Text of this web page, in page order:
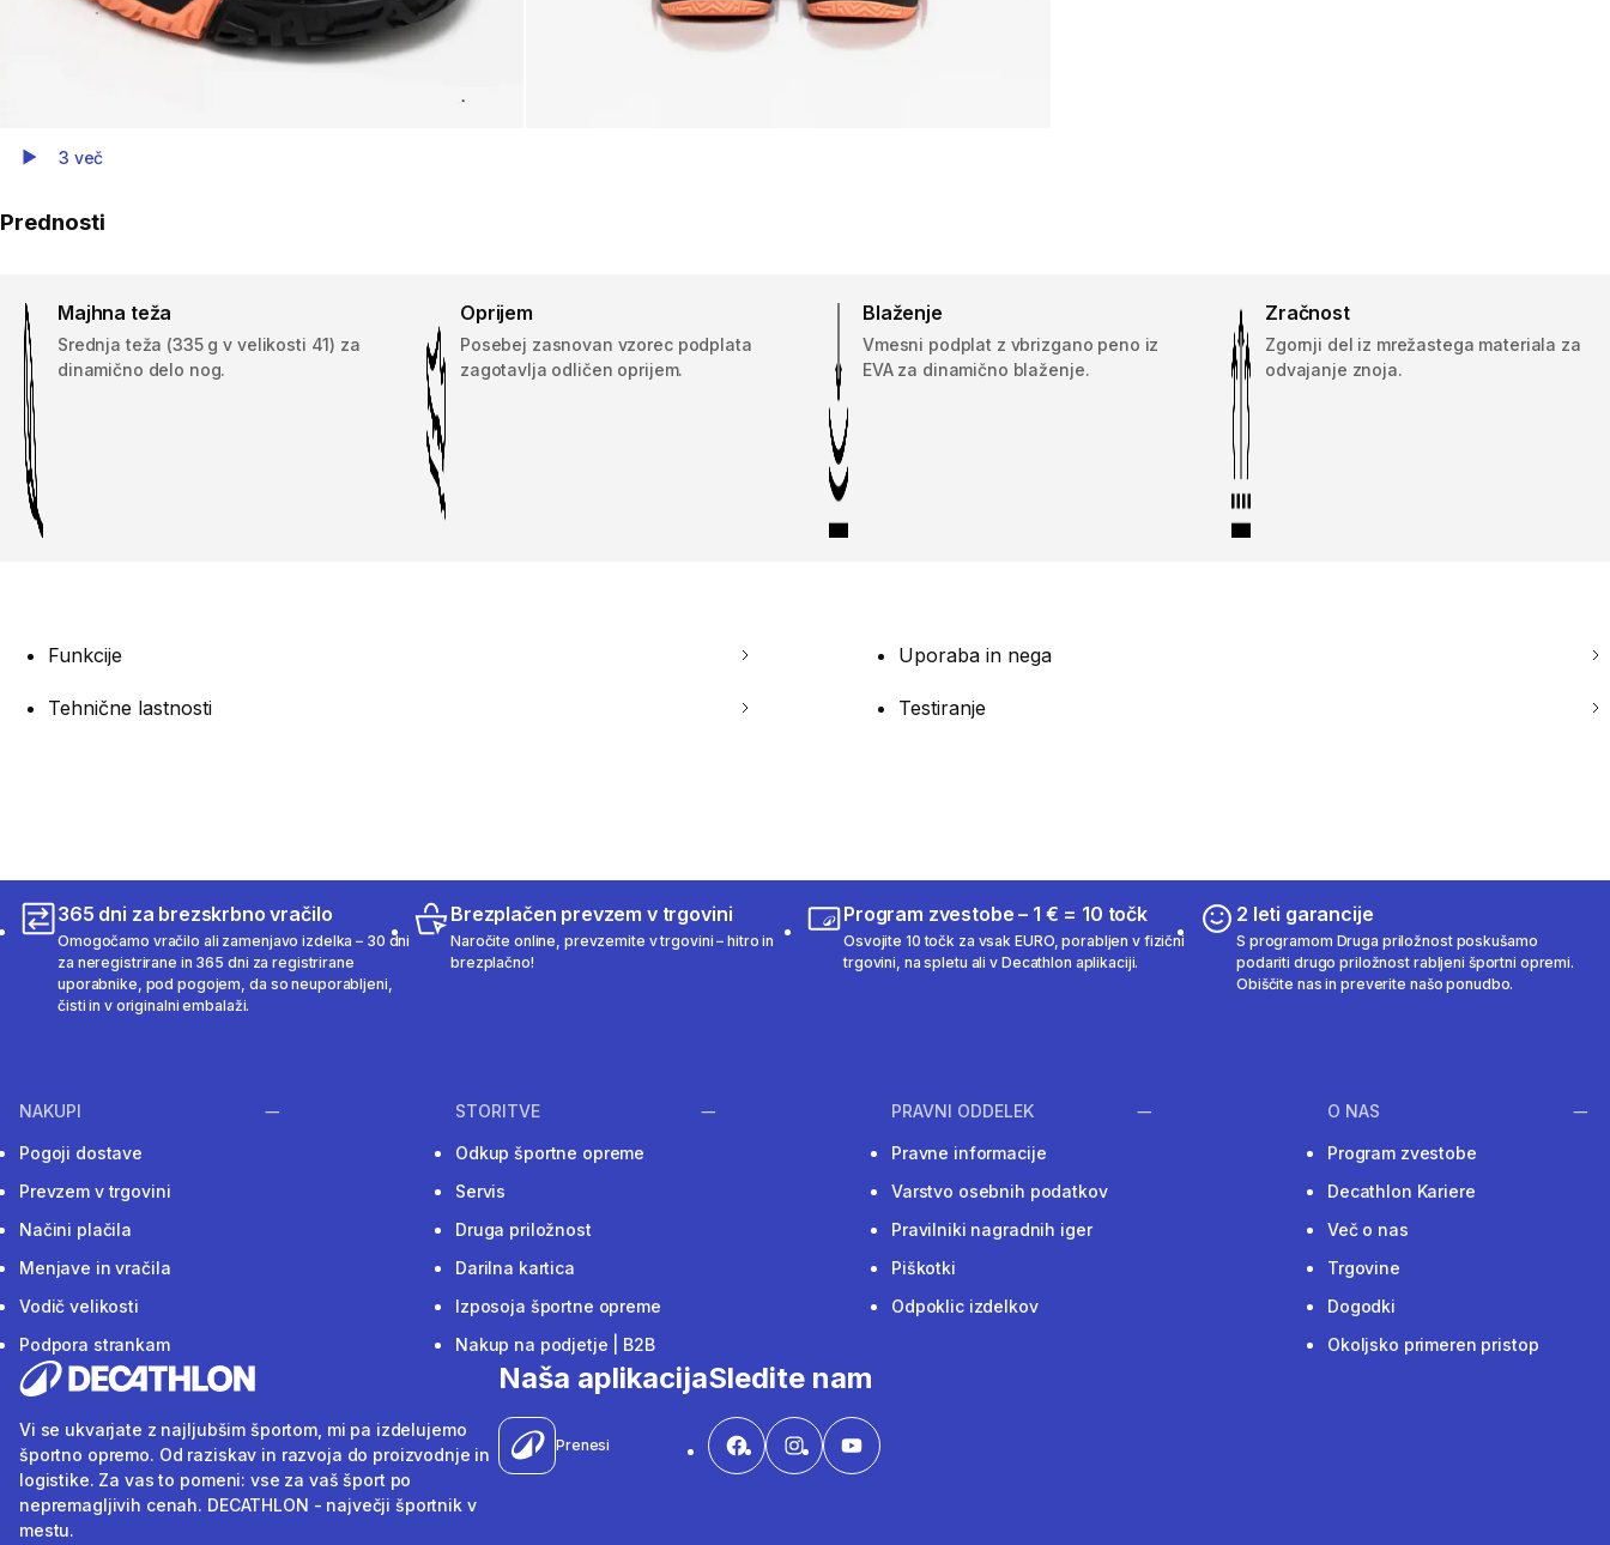
Play Video
3 več
Prednosti
Majhna teža
Srednja teža (335 g v velikosti 41) za
dinamično delo nog.
Oprijem
Posebej zasnovan vzorec podplata
zagotavlja odličen oprijem.
Blaženje
Vmesni podplat z vbrizgano peno iz
EVA za dinamično blaženje.
Zračnost
Zgornji del iz mrežastega materiala za
odvajanje znoja.
Funkcije Uporaba in nega
Tehnične lastnosti Testiranje
365 dni za brezskrbno vračilo
Omogočamo vračilo ali zamenjavo izdelka – 30 dni
za neregistrirane in 365 dni za registrirane
uporabnike, pod pogojem, da so neuporabljeni,
čisti in v originalni embalaži.
Brezplačen prevzem v trgovini
Naročite online, prevzemite v trgovini – hitro in
brezplačno!
Program zvestobe – 1 € = 10 točk
Osvojite 10 točk za vsak EURO, porabljen v fizični
trgovini, na spletu ali v Decathlon aplikaciji.
2 leti garancije
S programom Druga priložnost poskušamo
podariti drugo priložnost rabljeni športni opremi.
Obiščite nas in preverite našo ponudbo.
NAKUPI
Pogoji dostave
Prevzem v trgovini
Načini plačila
Menjave in vračila
Vodič velikosti
Podpora strankam
STORITVE
Odkup športne opreme
Servis
Druga priložnost
Darilna kartica
Izposoja športne opreme
Nakup na podjetje | B2B
PRAVNI ODDELEK
Pravne informacije
Varstvo osebnih podatkov
Pravilniki nagradnih iger
Piškotki
Odpoklic izdelkov
O NAS
Program zvestobe
Decathlon Kariere
Več o nas
Trgovine
Dogodki
Okoljsko primeren pristop
Vi se ukvarjate z najljubšim športom, mi pa izdelujemo
športno opremo. Od raziskav in razvoja do proizvodnje in
logistike. Za vas to pomeni: vse za vaš šport po
nepremagljivih cenah. DECATHLON - največji športnik v
mestu.
Naša aplikacija
Prenesi
Sledite nam